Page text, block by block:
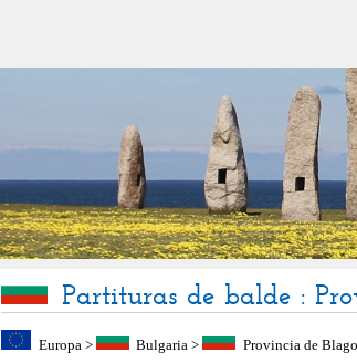
Partituras de balde :
Europa > Bulgaria > Provincia de